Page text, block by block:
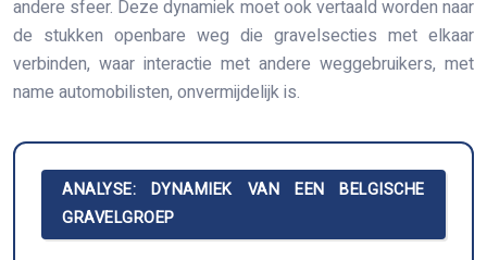
andere sfeer. Deze dynamiek moet ook vertaald worden naar
de stukken openbare weg die gravelsecties met elkaar
verbinden, waar interactie met andere weggebruikers, met
name automobilisten, onvermijdelijk is.
ANALYSE: DYNAMIEK VAN EEN BELGISCHE
GRAVELGROEP